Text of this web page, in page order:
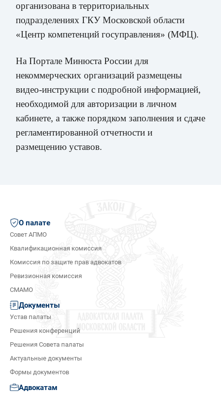
организована в территориальных
подразделениях ГКУ Московской области
«Центр компетенций госуправления» (МФЦ).
На Портале Минюста России для
некоммерческих организаций размещены
видео-инструкции с подробной информацией,
необходимой для авторизации в личном
кабинете, а также порядком заполнения и сдаче
регламентированной отчетности и
размещению уставов.
О палате
Совет АПМО
Квалификационная комиссия
Комиссия по защите прав адвокатов
Ревизионная комиссия
СМАМО
Документы
Устав палаты
Решения конференций
Решения Совета палаты
Актуальные документы
Формы документов
Адвокатам